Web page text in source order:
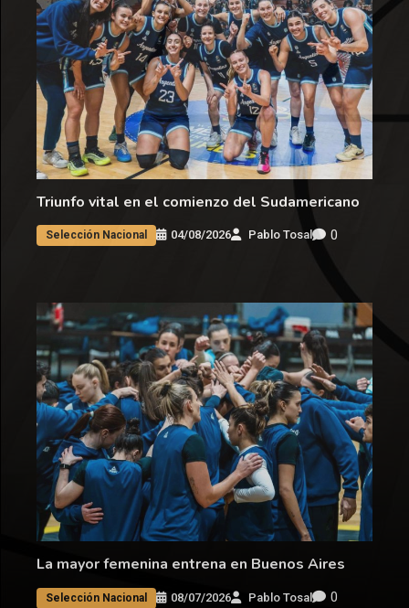
Triunfo vital en el comienzo del Sudamericano
Selección Nacional 04/08/2026 Pablo Tosal 0
La mayor femenina entrena en Buenos Aires
Selección Nacional 08/07/2026 Pablo Tosal 0